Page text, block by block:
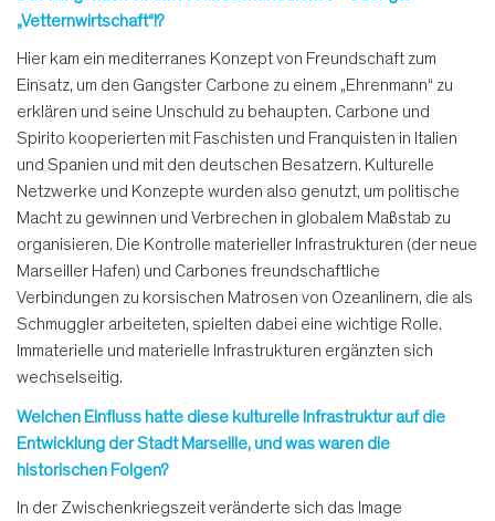
„Vetternwirtschaft“!?
Hier kam ein mediterranes Konzept von Freundschaft zum
Einsatz, um den Gangster Carbone zu einem „Ehrenmann“ zu
erklären und seine Unschuld zu behaupten. Carbone und
Spirito kooperierten mit Faschisten und Franquisten in Italien
und Spanien und mit den deutschen Besatzern. Kulturelle
Netzwerke und Konzepte wurden also genutzt, um politische
Macht zu gewinnen und Verbrechen in globalem Maßstab zu
organisieren. Die Kontrolle materieller Infrastrukturen (der neue
Marseiller Hafen) und Carbones freundschaftliche
Verbindungen zu korsischen Matrosen von Ozeanlinern, die als
Schmuggler arbeiteten, spielten dabei eine wichtige Rolle.
Immaterielle und materielle Infrastrukturen ergänzten sich
wechselseitig.
Welchen Einfluss hatte diese kulturelle Infrastruktur auf die
Entwicklung der Stadt Marseille, und was waren die
historischen Folgen?
In der Zwischenkriegszeit veränderte sich das Image